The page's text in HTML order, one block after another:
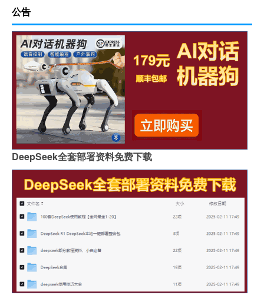
公告
DeepSeek全套部署资料免费下载